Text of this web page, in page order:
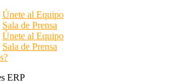
Únete al Equipo
Sala de Prensa
Únete al Equipo
Sala de Prensa
ERP